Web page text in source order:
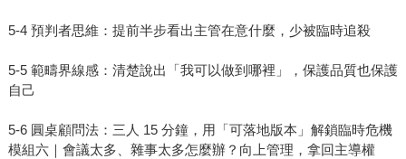
5-4 預判者思維：提前半步看出主管在意什麼，少被臨時追殺
5-5 範疇界線感：清楚說出「我可以做到哪裡」，保護品質也保護
自己
5-6 圓桌顧問法：三人 15 分鐘，用「可落地版本」解鎖臨時危機
模組六｜會議太多、雜事太多怎麼辦？向上管理，拿回主導權